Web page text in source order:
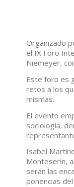
Organizado
el IX Foro
Niemeyer,
Este foro es
retos a los
mismas.
El evento
sociología,
Isabel
Monteserín,
serán las
ponencias